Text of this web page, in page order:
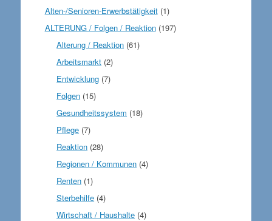
Alten-/Senioren-Erwerbstätigkeit(1)
ALTERUNG / Folgen / Reaktion(197)
Alterung / Reaktion (61)
Arbeitsmarkt (2)
Entwicklung (7)
Folgen (15)
Gesundheitssystem (18)
Pflege (7)
Reaktion (28)
Regionen / Kommunen (4)
Renten (1)
Sterbehilfe (4)
Wirtschaft / Haushalte (4)